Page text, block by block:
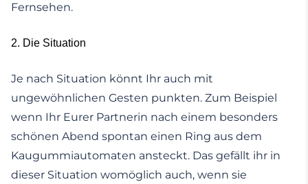
Fernsehen.
2. Die Situation
Je nach Situation könnt Ihr auch mit
ungewöhnlichen Gesten punkten. Zum Beispiel
wenn Ihr Eurer Partnerin nach einem besonders
schönen Abend spontan einen Ring aus dem
Kaugummiautomaten ansteckt. Das gefällt ihr in
dieser Situation womöglich auch, wenn sie